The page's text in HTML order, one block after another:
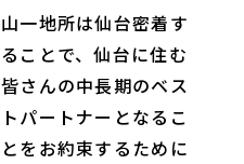
山一地所は仙台密着す
ることで、仙台に住む
皆さんの中長期のベス
トパートナーとなるこ
とをお約束するために